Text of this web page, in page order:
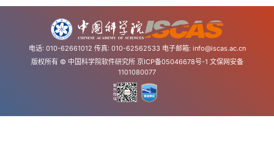
电话: 010-62661012 传真: 010-62562533 电子邮箱: info@iscas.ac.cn
版权所有 © 中国科学院软件研究所 京ICP备05046678号-1 文保网安备
1101080077